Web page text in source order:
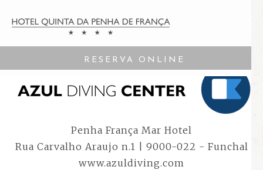
RESERVA ONLINE
Penha França Mar Hotel
Rua Carvalho Araujo n.1 | 9000-022 - Funchal
www.azuldiving.com